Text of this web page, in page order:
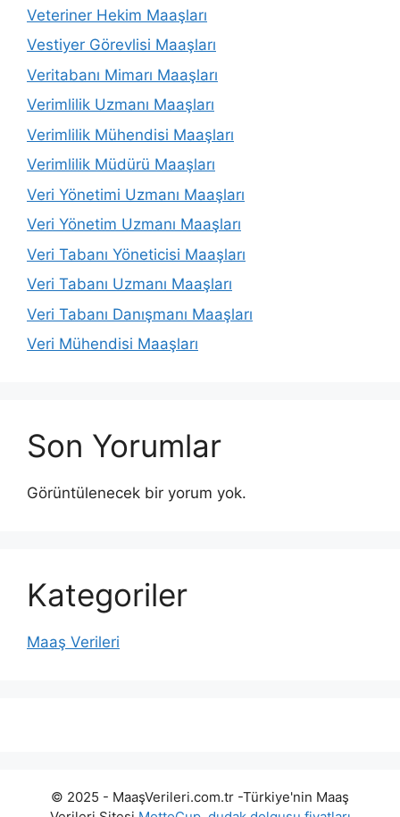
Veteriner Hekim Maaşları
Vestiyer Görevlisi Maaşları
Veritabanı Mimarı Maaşları
Verimlilik Uzmanı Maaşları
Verimlilik Mühendisi Maaşları
Verimlilik Müdürü Maaşları
Veri Yönetimi Uzmanı Maaşları
Veri Yönetim Uzmanı Maaşları
Veri Tabanı Yöneticisi Maaşları
Veri Tabanı Uzmanı Maaşları
Veri Tabanı Danışmanı Maaşları
Veri Mühendisi Maaşları
Son Yorumlar
Görüntülenecek bir yorum yok.
Kategoriler
Maaş Verileri
© 2025 - MaaşVerileri.com.tr -Türkiye'nin Maaş